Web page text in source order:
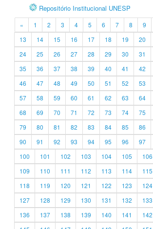
Repositório Institucional UNESP
« 1 2 3 4 5 6 7 8 9
13
14 15 16 17 18 19 20
24
25 26 27 28 29 30 31
35
36 37 38 39 40 41 42
46
47 48 49 50 51 52 53
57
58 59 60 61 62 63 64
68
69 70 71 72 73 74 75
79
80 81 82 83 84 85 86
90
91 92 93 94 95 96 97
100
101 102 103 104 105 106
109
110 111 112 113 114 115
118
119 120 121 122 123 124
127
128 129 130 131 132 133
136
137 138 139 140 141 142